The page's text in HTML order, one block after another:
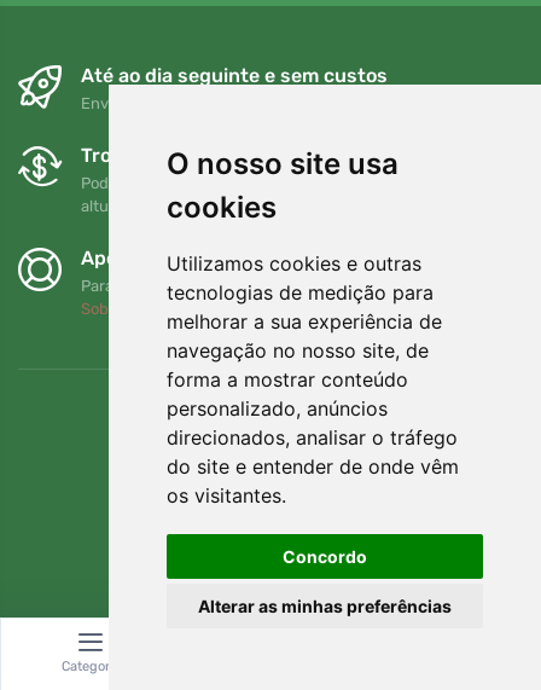
O nosso site usa
cookies
Utilizamos cookies e outras
tecnologias de medição para
melhorar a sua experiência de
navegação no nosso site, de
forma a mostrar conteúdo
personalizado, anúncios
direcionados, analisar o tráfego
do site e entender de onde vêm
os visitantes.
Concordo
Alterar as minhas preferências
Até ao dia seguinte e sem custos
Envio gratuito para encomendas superiores a 80 EUR
Trocas e devoluções gratuitas
Pode devolver ou trocar a sua encomenda em qualquer
altura no prazo de 90 dias
Apoiamos a Trees.org
Para cada encomenda plantamos uma árvore! Leia mais
Sobre nós
Categoria